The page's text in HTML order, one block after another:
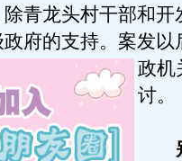
龙头村干部和开
府的支持。 案发以
政机
讨。